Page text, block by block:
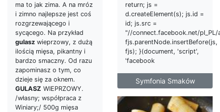
return; js =
d.createElement(s); js.id =
id; js.src =
"//connect.facebook.net/pl_PL/
fjs.parentNode.insertBefore(js,
fjs); }(document, 'script',
'facebook
Symfonia Smaków
ma to jak zima. A na mróz
i zimno najlepsze jest coś
rozgrzewającego i
sycącego. Na przykład
gulasz wieprzowy, z dużą
ilością mięsa, pikantny i
bardzo smaczny. Od razu
zapominasz o tym, co
dzieje się za oknem.
GULASZ WIEPRZOWY.
/własny; współpraca z
Winiary;/ 500g mięsa